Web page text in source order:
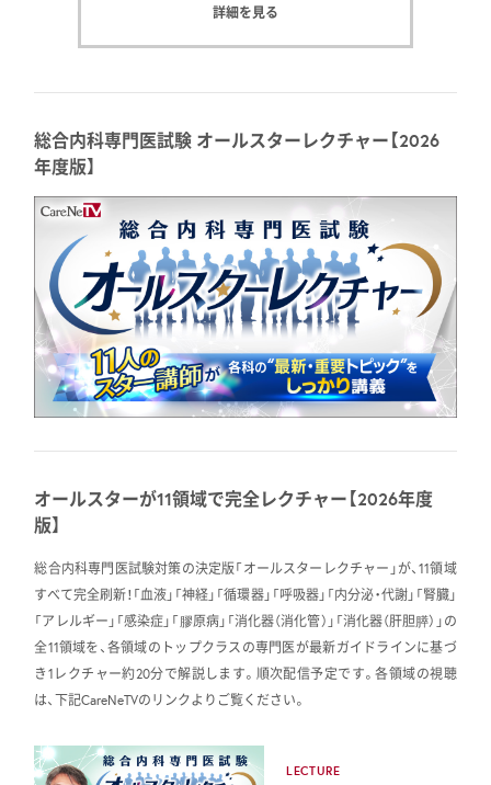
詳細を見る
総合内科専門医試験 オールスターレクチャー【2026
年度版】
オールスターが11領域で完全レクチャー【2026年度
版】
総合内科専門医試験対策の決定版「オールスターレクチャー」が、11領域
すべて完全刷新！「血液」「神経」「循環器」「呼吸器」「内分泌・代謝」「腎臓」
「アレルギー」「感染症」「膠原病」「消化器（消化管）」「消化器（肝胆膵）」の
全11領域を、各領域のトップクラスの専門医が最新ガイドラインに基づ
き1レクチャー約20分で解説します。順次配信予定です。各領域の視聴
は、下記CareNeTVのリンクよりご覧ください。
LECTURE